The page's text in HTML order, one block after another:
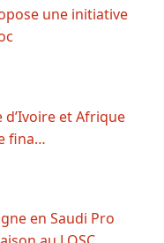
une initiative
d’Ivoire et Afrique
fina…
en Saudi Pro